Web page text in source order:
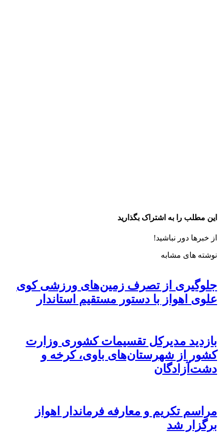
این مطلب را به اشتراک بگذارید
از خبرها دور نباشید!
نوشته های مشابه
جلوگیری از تصرف زمین‌های ورزشی کوی
علوی اهواز با دستور مستقیم استاندار
بازدید مدیرکل تقسیمات کشوری وزارت
کشور از شهرستان‌های باوی، کرخه و
دشت‌آزادگان
مراسم تکریم و معارفه فرماندار اهواز
برگزار شد